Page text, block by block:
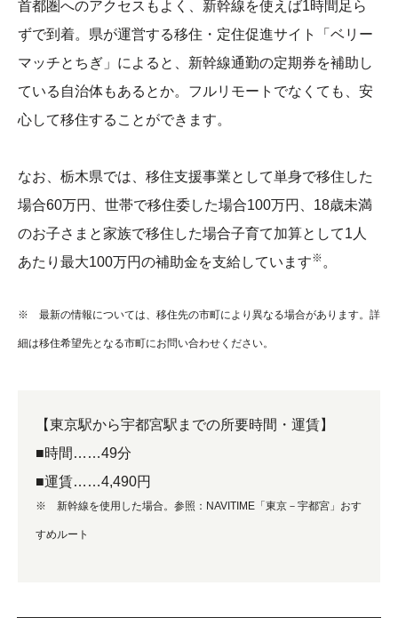
首都圏へのアクセスもよく、新幹線を使えば1時間足ら
ずで到着。県が運営する移住・定住促進サイト「ベリー
マッチとちぎ」によると、新幹線通勤の定期券を補助し
ている自治体もあるとか。フルリモートでなくても、安
心して移住することができます。
なお、栃木県では、移住支援事業として単身で移住した
場合60万円、世帯で移住委した場合100万円、18歳未満
のお子さまと家族で移住した場合子育て加算として1人
あたり最大100万円の補助金を支給しています※ 。
※ 最新の情報については、移住先の市町により異なる場合があります。詳
細は移住希望先となる市町にお問い合わせください。
【東京駅から宇都宮駅までの所要時間・運賃】
■時間……49分
■運賃……4,490円
※ 新幹線を使用した場合。参照：NAVITIME「東京－宇都宮」おす
すめルート